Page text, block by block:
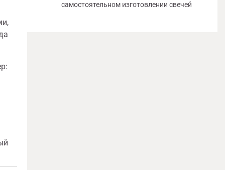
самостоятельном изготовлении свечей